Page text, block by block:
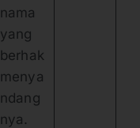
nama
yang
berhak
menya
ndang
nya.